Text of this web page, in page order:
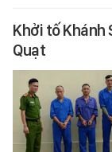
Khởi tố Khánh
Quạt